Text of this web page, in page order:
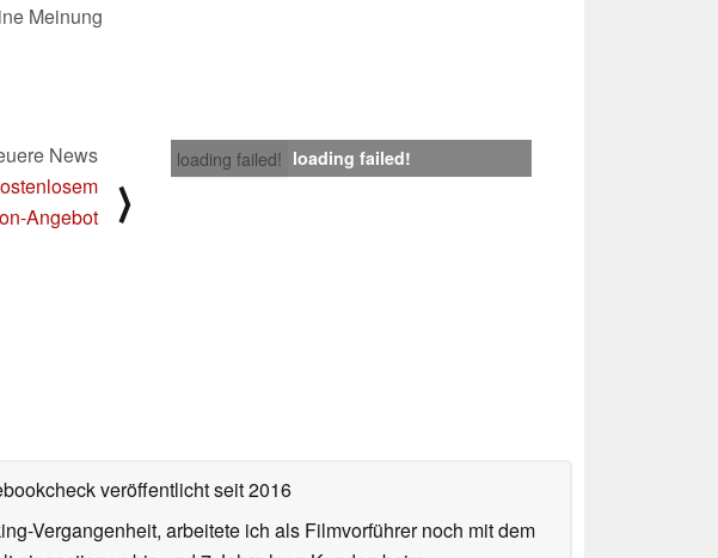
Meinung
loading failed! loading failed!
News
Angebot
⟩
veröffentlichtseit 2016
Vergangenheit, arbeitete ich als Filmvorführer noch mit dem